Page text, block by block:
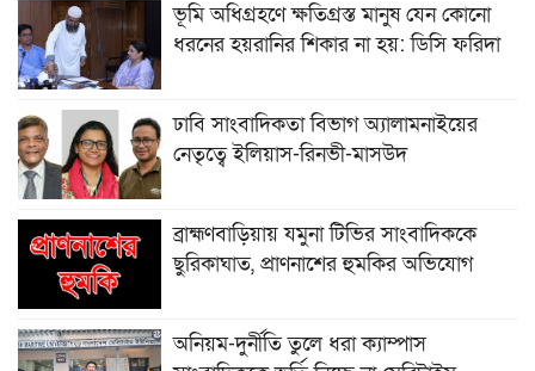
ভূমি অধিগ্রহণে ক্ষতিগ্রস্ত মানুষ যেন কোনো
ধরনের হয়রানির শিকার না হয়: ডিসি ফরিদা
ঢাবি সাংবাদিকতা বিভাগ অ্যালামনাইয়ের
নেতৃত্বে ইলিয়াস-রিনভী-মাসউদ
ব্রাহ্মণবাড়িয়ায় যমুনা টিভির সাংবাদিককে
ছুরিকাঘাত, প্রাণনাশের হুমকির অভিযোগ
অনিয়ম-দুর্নীতি তুলে ধরা ক্যাম্পাস